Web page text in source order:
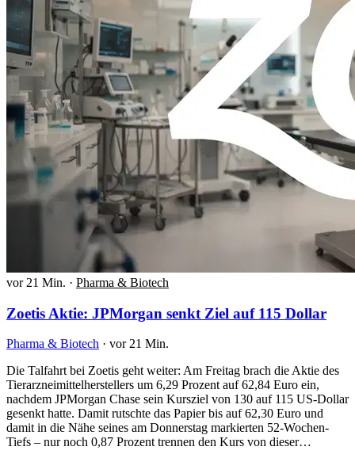
vor 21 Min. · Pharma & Biotech
Zoetis Aktie: JPMorgan senkt Ziel auf 115 Dollar
Pharma & Biotech · vor 21 Min.
Die Talfahrt bei Zoetis geht weiter: Am Freitag brach die Aktie des
Tierarzneimittelherstellers um 6,29 Prozent auf 62,84 Euro ein,
nachdem JPMorgan Chase sein Kursziel von 130 auf 115 US-Dollar
gesenkt hatte. Damit rutschte das Papier bis auf 62,30 Euro und
damit in die Nähe seines am Donnerstag markierten 52-Wochen-
Tiefs – nur noch 0,87 Prozent trennen den Kurs von dieser…